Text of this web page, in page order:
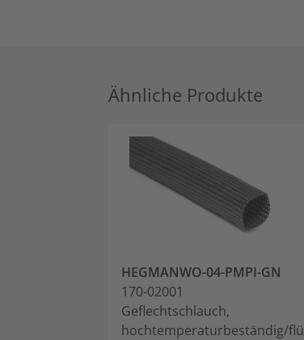
Ähnliche Produkte
HEGMANWO-04-PMPI-GN
170-02001
Geflechtschlauch,
hochtemperaturbeständig/flü